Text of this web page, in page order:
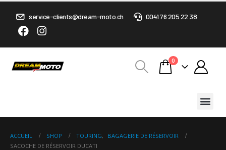
service-clients@dream-moto.ch 0041 76 205 22 38
0
ACCUEIL SHOP TOURING,
BAGAGERIE DE RÉSERVOIR
SACOCHE DE RÉSERVOIR DUCATI